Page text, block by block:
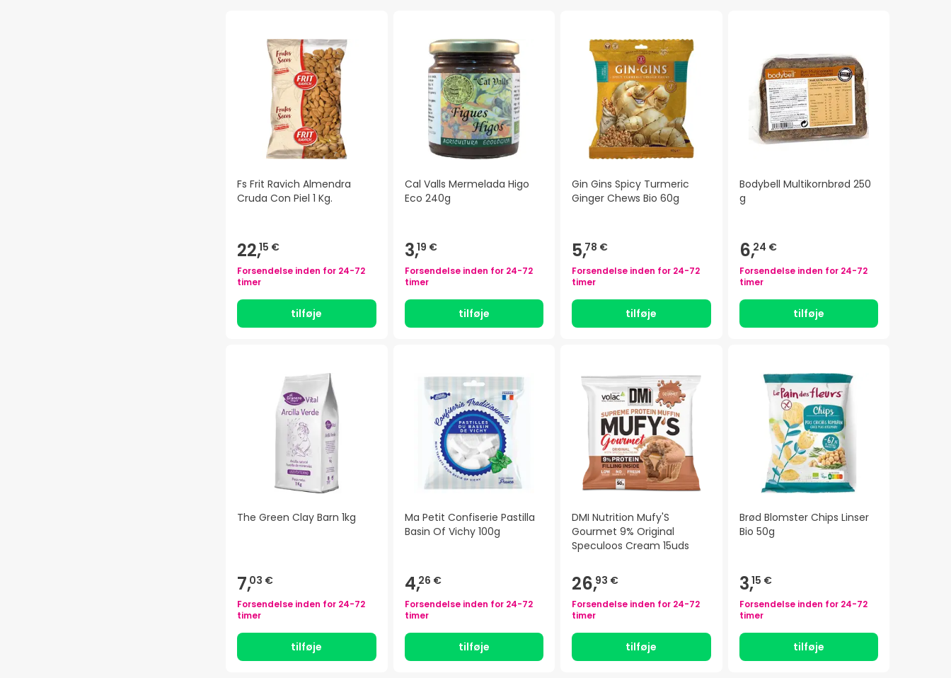
Fs Frit Ravich Almendra
Cruda Con Piel 1 Kg.
22,15 €
Forsendelse inden for 24-72
timer
tilføje
Cal Valls Mermelada Higo
Eco 240g
3,19 €
Forsendelse inden for 24-72
timer
tilføje
Gin Gins Spicy Turmeric
Ginger Chews Bio 60g
5,78 €
Forsendelse inden for 24-72
timer
tilføje
Bodybell Multikornbrød 250
g
6,24 €
Forsendelse inden for 24-72
timer
tilføje
The Green Clay Barn 1kg
7,03 €
Forsendelse inden for 24-72
timer
tilføje
Ma Petit Confiserie Pastilla
Basin Of Vichy 100g
4,26 €
Forsendelse inden for 24-72
timer
tilføje
DMI Nutrition Mufy'S
Gourmet 9% Original
Speculoos Cream 15uds
26,93 €
Forsendelse inden for 24-72
timer
tilføje
Brød Blomster Chips Linser
Bio 50g
3,15 €
Forsendelse inden for 24-72
timer
tilføje